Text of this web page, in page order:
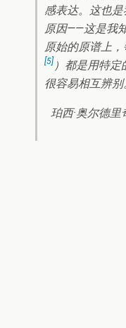
感表达。这也
原因——这是我
原始的原谱上
[5] ）都是用特
很容易相互辨别
珀西·奥尔德